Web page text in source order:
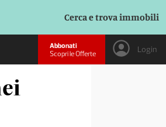
Cerca e trova immobili
Abbonati
Scopri le Offerte
Login